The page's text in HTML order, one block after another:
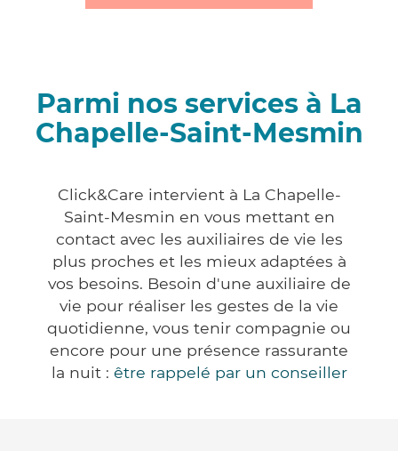
Parmi nos services à La
Chapelle-Saint-Mesmin
Click&Care intervient à La Chapelle-
Saint-Mesmin en vous mettant en
contact avec les auxiliaires de vie les
plus proches et les mieux adaptées à
vos besoins. Besoin d'une auxiliaire de
vie pour réaliser les gestes de la vie
quotidienne, vous tenir compagnie ou
encore pour une présence rassurante
la nuit : être rappelé par un conseiller